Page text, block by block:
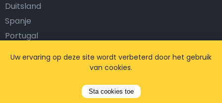
Duitsland
Spanje
Portugal
Griekenland
Uw ervaring op deze site wordt verbeterd door het gebruik
van cookies.
Sta cookies toe